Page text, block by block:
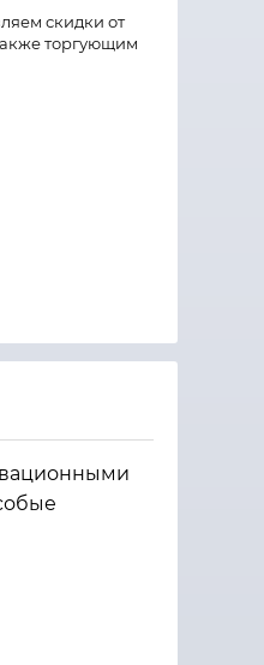
скидки от
торгующим